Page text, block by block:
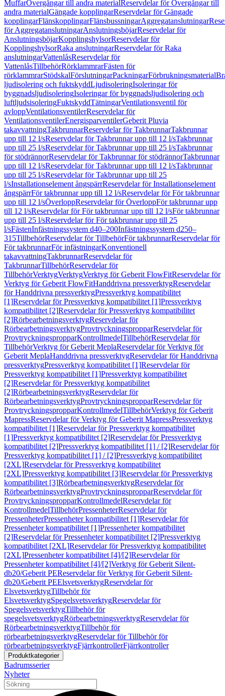
MuffarÖvergångar till andra materialReservdelar för Övergångar till
andra materialGängade kopplingarReservdelar för Gängade
kopplingarFlänskopplingarFlänsbussningarAggregatanslutningar
för AggregatanslutningarAnslutningsböjarReservdelar för
AnslutningsböjarKopplingshylsorReservdelar för
KopplingshylsorRaka anslutningarReservdelar för Raka
anslutningarVattenlåsReservdelar för
VattenlåsTillbehörRörklammrarFästen för
rörklammrarStödskalFörslutningarPackningarFörbrukningsmaterial
ljudisolering och fuktskyddLjudisoleringIsoleringar för
byggnadsljudisoleringIsoleringar för byggnadsljudisolering och
luftljudsisoleringFuktskyddTätningarVentilationsventil för
avloppVentilationsventilerReservdelar för
VentilationsventilerEnergisparventilerGeberit Pluvia
takavvattningTakbrunnarReservdelar för TakbrunnarTakbrunnar
upp till 12 l/sReservdelar för Takbrunnar upp till 12 l/sTakbrunnar
upp till 25 l/sReservdelar för Takbrunnar upp till 25 l/sTakbrunnar
för stödrännorReservdelar för Takbrunnar för stödrännorTakbrunnar
upp till 12 l/sReservdelar för Takbrunnar upp till 12 l/sTakbrunnar
upp till 25 l/sReservdelar för Takbrunnar upp till 25
l/sInstallationselement ångspärrReservdelar för Installationselement
ångspärrFör takbrunnar upp till 12 l/sReservdelar för För takbrunnar
upp till 12 l/sÖverloppReservdelar för ÖverloppFör takbrunnar upp
till 12 l/sReservdelar för För takbrunnar upp till 12 l/sFör takbrunnar
upp till 25 l/sReservdelar för För takbrunnar upp till 25
l/sFästenInfästningssystem d40–200Infästningssystem d250–
315TillbehörReservdelar för TillbehörFör takbrunnarReservdelar för
För takbrunnarFör infästningarKonventionell
takavvattningTakbrunnarReservdelar för
TakbrunnarTillbehörReservdelar för
TillbehörVerktygVerktygVerktyg för Geberit FlowFitReservdelar för
Verktyg för Geberit FlowFitHanddrivna pressverktygReservdelar
för Handdrivna pressverktygPressverktyg kompatibilitet
[1]Reservdelar för Pressverktyg kompatibilitet [1]Pressverktyg
kompatibilitet [2]Reservdelar för Pressverktyg kompatibilitet
[2]RörbearbetningsverktygReservdelar för
RörbearbetningsverktygProvtryckningspropparReservdelar för
ProvtryckningspropparKontrollmedelTillbehörReservdelar för
TillbehörVerktyg för Geberit MeplaReservdelar för Verktyg för
Geberit MeplaHanddrivna pressverktygReservdelar för Handdrivna
pressverktygPressverktyg kompatibilitet [1]Reservdelar för
Pressverktyg kompatibilitet [1]Pressverktyg kompatibilitet
[2]Reservdelar för Pressverktyg kompatibilitet
[2]RörbearbetningsverktygReservdelar för
RörbearbetningsverktygProvtryckningspropparReservdelar för
ProvtryckningspropparKontrollmedelTillbehörVerktyg för Geberit
MapressReservdelar för Verktyg för Geberit MapressPressverktyg
kompatibilitet [1]Reservdelar för Pressverktyg kompatibilitet
[1]Pressverktyg kompatibilitet [2]Reservdelar för Pressverktyg
kompatibilitet [2]Pressverktyg kompatibilitet [1] / [2]Reservdelar för
Pressverktyg kompatibilitet [1] / [2]Pressverktyg kompatibilitet
[2XL]Reservdelar för Pressverktyg kompatibilitet
[2XL]Pressverktyg kompatibilitet [3]Reservdelar för Pressverktyg
kompatibilitet [3]RörbearbetningsverktygReservdelar för
RörbearbetningsverktygProvtryckningspropparReservdelar för
ProvtryckningspropparKontrollmedelReservdelar för
KontrollmedelTillbehörPressenheterReservdelar för
PressenheterPressenheter kompatibilitet [1]Reservdelar för
Pressenheter kompatibilitet [1]Pressenheter kompatibilitet
[2]Reservdelar för Pressenheter kompatibilitet [2]Pressverktyg
kompatibilitet [2XL]Reservdelar för Pressverktyg kompatibilitet
[2XL]Pressenheter kompatibilitet [4]/[2]Reservdelar för
Pressenheter kompatibilitet [4]/[2]Verktyg för Geberit Silent-
db20/Geberit PEReservdelar för Verktyg för Geberit Silent-
db20/Geberit PEElsvetsverktygReservdelar för
ElsvetsverktygTillbehör för
ElsvetsverktygSpegelsvetsverktygReservdelar för
SpegelsvetsverktygTillbehör för
spegelsvetsverktygRörbearbetningsverktygReservdelar för
RörbearbetningsverktygTillbehör för
rörbearbetningsverktygReservdelar för Tillbehör för
rörbearbetningsverktygFjärrkontrollerFjärrkontroller
Produktkategorier
Badrumsserier
Nyheter